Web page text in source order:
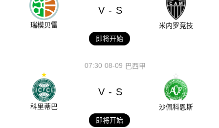
瑞模贝雷
V - S
米内罗竞技
即将开始
08-09
07:30 巴西甲
科里蒂巴
V - S
沙佩科恩斯
即将开始